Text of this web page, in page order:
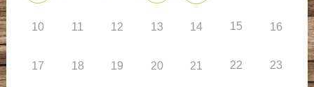
10 11 12 13 14 15 16
17 18 19 20 21 22 23